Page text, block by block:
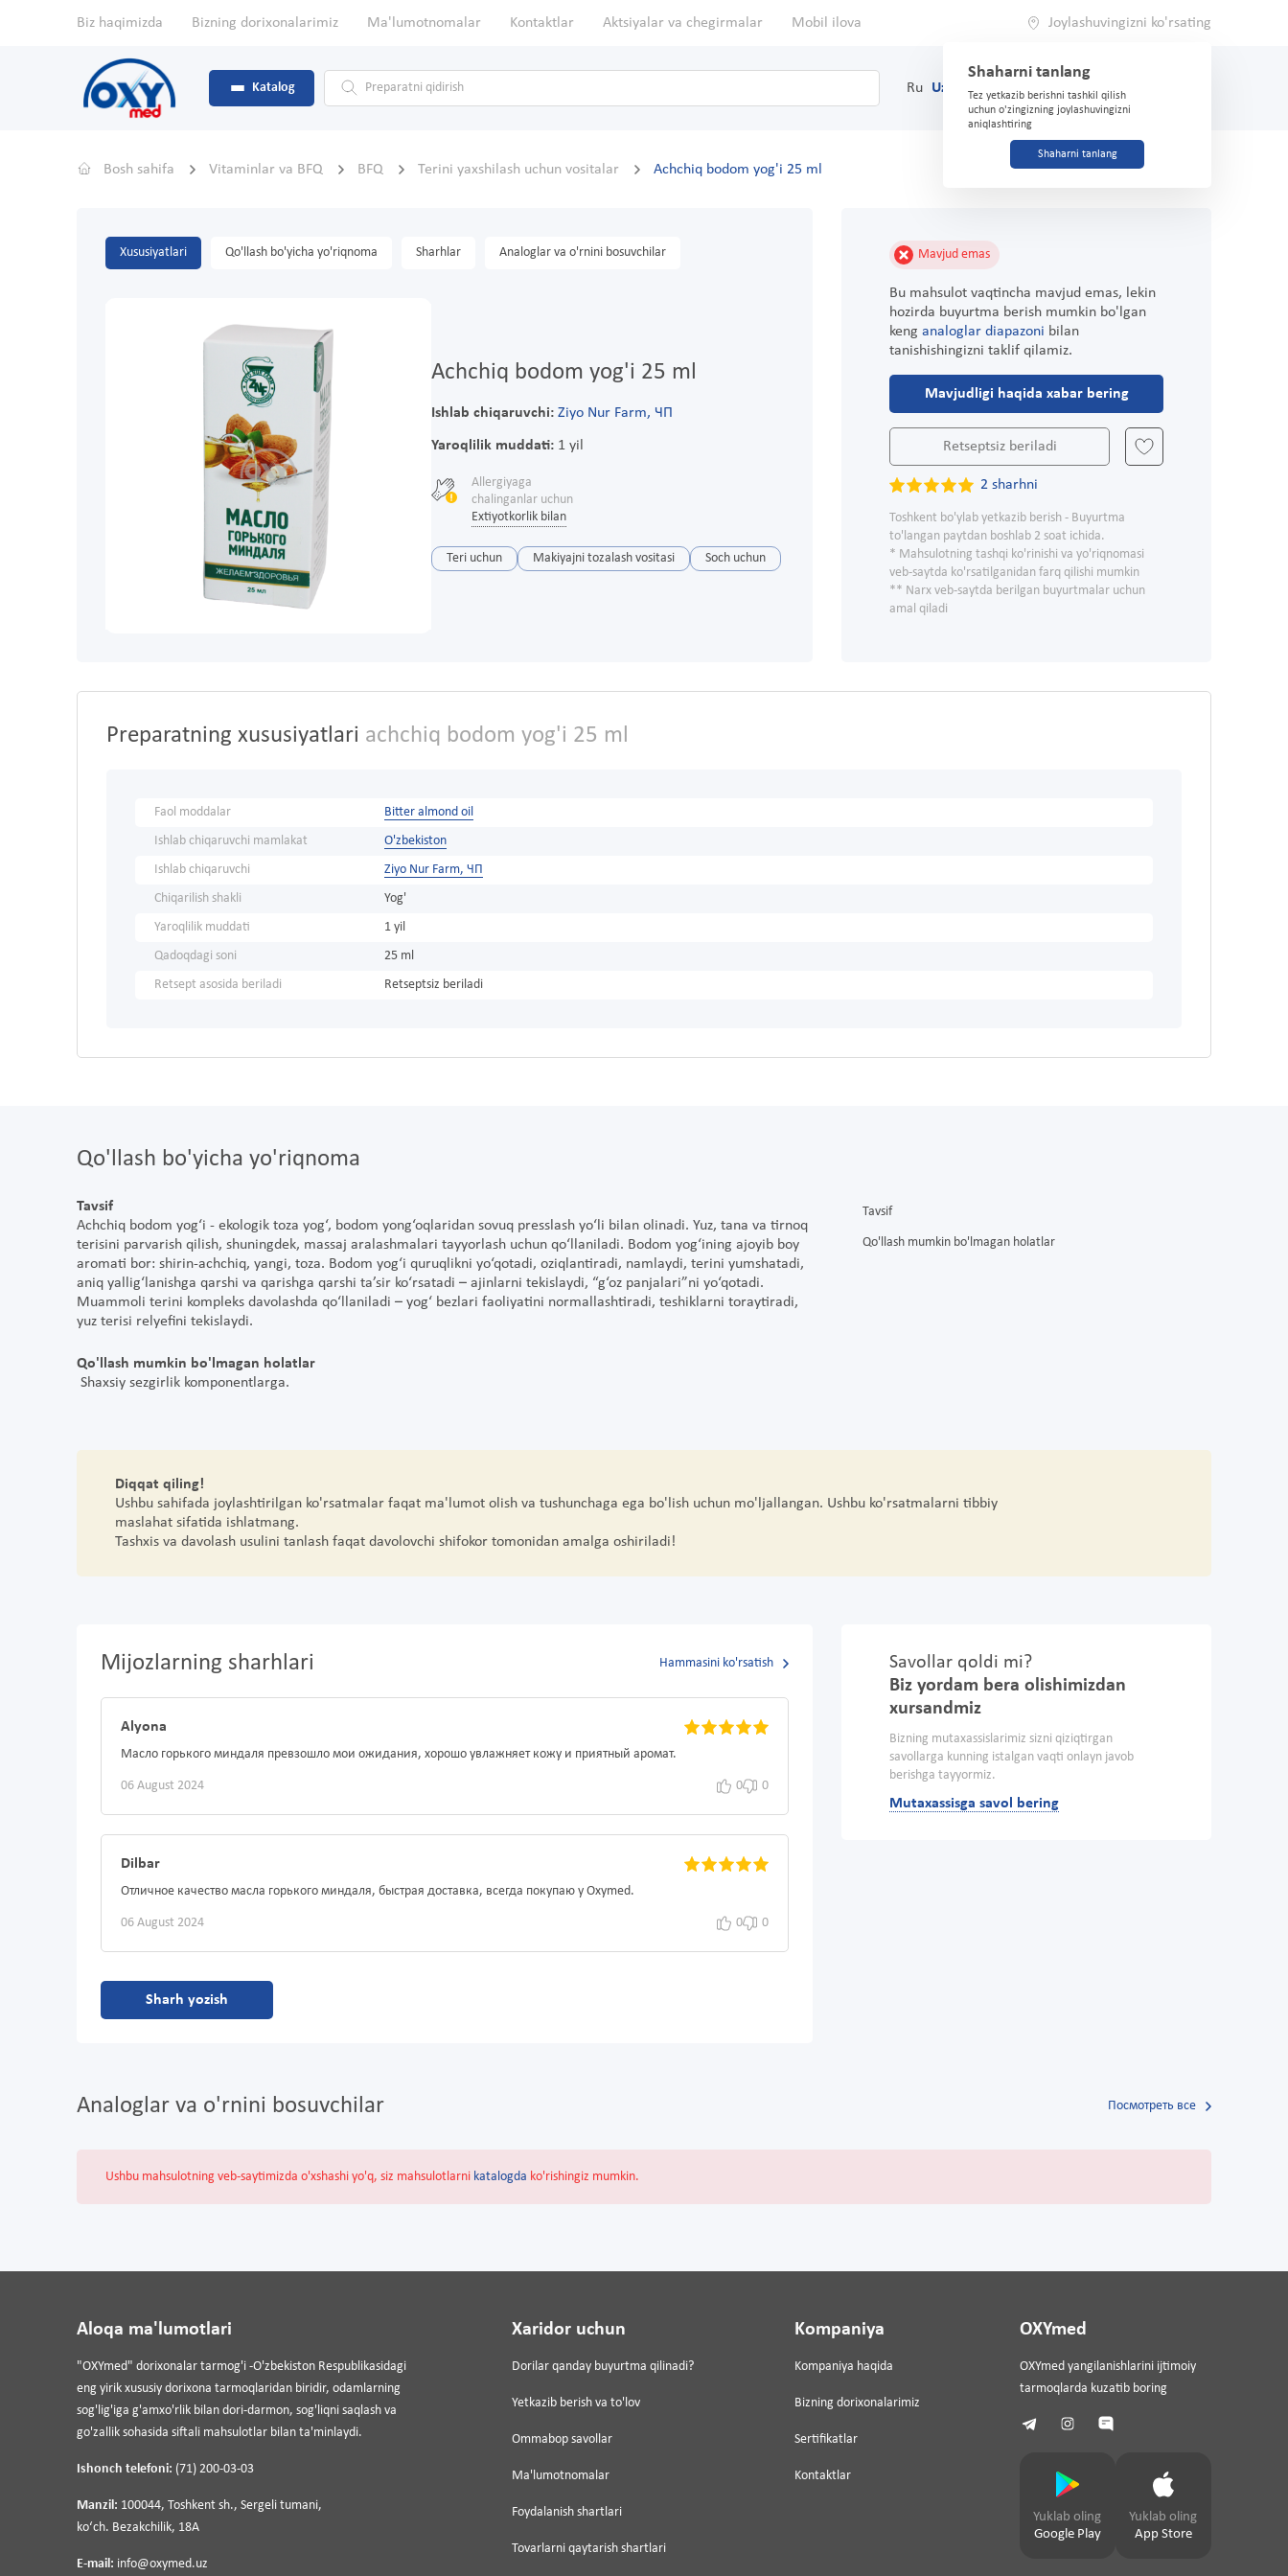
Biz haqimizda Bizning dorixonalarimiz Ma'lumotnomalar Kontaktlar Aktsiyalar va chegirmalar Mobil ilova Joylashuvingizni ko'rsating
Shaharni tanlang
Tez yetkazib berishni tashkil qilish
uchun o'zingizning joylashuvingizni
aniqlashtiring
Shaharni tanlang
Katalog Ru Uz (71) 200-03-03
Bosh sahifa Vitaminlar va BFQ BFQ Terini yaxshilash uchun vositalar Achchiq bodom yog'i 25 ml
Xususiyatlari Qo'llash bo'yicha yo'riqnoma Sharhlar Analoglar va o'rnini bosuvchilar
Achchiq bodom yog'i 25 ml
Ishlab chiqaruvchi: Ziyo Nur Farm, ЧП
Yaroqlilik muddati:1 yil
Allergiyaga
chalinganlar uchun
Extiyotkorlik bilan
Teri uchun Makiyajni tozalash vositasi Soch uchun
Mavjud emas
Bu mahsulot vaqtincha mavjud emas, lekin
hozirda buyurtma berish mumkin bo'lgan
keng analoglar diapazoni bilan
tanishishingizni taklif qilamiz.
Mavjudligi haqida xabar bering
Retseptsiz beriladi
2 sharhni
Toshkent bo'ylab yetkazib berish - Buyurtma
to'langan paytdan boshlab 2 soat ichida.
* Mahsulotning tashqi ko'rinishi va yo'riqnomasi
veb-saytda ko'rsatilganidan farq qilishi mumkin
** Narx veb-saytda berilgan buyurtmalar uchun
amal qiladi
Preparatning xususiyatlari achchiq bodom yog'i 25 ml
Faol moddalar
Bitter almond oil
Ishlab chiqaruvchi mamlakat
O'zbekiston
Ishlab chiqaruvchi
Ziyo Nur Farm, ЧП
Chiqarilish shakli
Yog'
Yaroqlilik muddati
1 yil
Qadoqdagi soni
25 ml
Retsept asosida beriladi
Retseptsiz beriladi
Qo'llash bo'yicha yo'riqnoma
Tavsif
Achchiq bodom yog‘i - ekologik toza yog‘, bodom yong‘oqlaridan sovuq presslash yo‘li bilan olinadi. Yuz, tana va tirnoq
terisini parvarish qilish, shuningdek, massaj aralashmalari tayyorlash uchun qo‘llaniladi. Bodom yog‘ining ajoyib boy
aromati bor: shirin-achchiq, yangi, toza. Bodom yog‘i quruqlikni yo‘qotadi, oziqlantiradi, namlaydi, terini yumshatadi,
aniq yallig‘lanishga qarshi va qarishga qarshi ta’sir ko‘rsatadi – ajinlarni tekislaydi, “g‘oz panjalari”ni yo‘qotadi.
Muammoli terini kompleks davolashda qo‘llaniladi – yog‘ bezlari faoliyatini normallashtiradi, teshiklarni toraytiradi,
yuz terisi relyefini tekislaydi.
Qo'llash mumkin bo'lmagan holatlar
Shaxsiy sezgirlik komponentlarga.
Tavsif
Qo'llash mumkin bo'lmagan holatlar
Diqqat qiling!
Ushbu sahifada joylashtirilgan ko'rsatmalar faqat ma'lumot olish va tushunchaga ega bo'lish uchun mo'ljallangan. Ushbu ko'rsatmalarni tibbiy
maslahat sifatida ishlatmang.
Tashxis va davolash usulini tanlash faqat davolovchi shifokor tomonidan amalga oshiriladi!
Mijozlarning sharhlari Hammasini ko'rsatish
Alyona
Масло горького миндаля превзошло мои ожидания, хорошо увлажняет кожу и приятный аромат.
06 August 2024 0 0
Dilbar
Отличное качество масла горького миндаля, быстрая доставка, всегда покупаю у Oxymed.
06 August 2024 0 0
Sharh yozish
Savollar qoldi mi?
Biz yordam bera olishimizdan
xursandmiz
Bizning mutaxassislarimiz sizni qiziqtirgan
savollarga kunning istalgan vaqti onlayn javob
berishga tayyormiz.
Mutaxassisga savol bering
Analoglar va o'rnini bosuvchilar Посмотреть все
Ushbu mahsulotning veb-saytimizda o'xshashi yo'q, siz mahsulotlarni katalogda ko'rishingiz mumkin.
Aloqa ma'lumotlari
"OXYmed" dorixonalar tarmog'i -O'zbekiston Respublikasidagi
eng yirik xususiy dorixona tarmoqlaridan biridir, odamlarning
sog'lig'iga g'amxo'rlik bilan dori-darmon, sog'liqni saqlash va
go'zallik sohasida siftali mahsulotlar bilan ta'minlaydi.
Ishonch telefoni: (71) 200-03-03
Manzil: 100044, Toshkent sh., Sergeli tumani,
koʻch. Bezakchilik, 18A
E-mail: info@oxymed.uz
Xaridor uchun
Dorilar qanday buyurtma qilinadi?
Yetkazib berish va to'lov
Ommabop savollar
Ma'lumotnomalar
Foydalanish shartlari
Tovarlarni qaytarish shartlari
Kompaniya
Kompaniya haqida
Bizning dorixonalarimiz
Sertifikatlar
Kontaktlar
OXYmed
OXYmed yangilanishlarini ijtimoiy
tarmoqlarda kuzatib boring
Yuklab oling
Google Play
Yuklab oling
App Store